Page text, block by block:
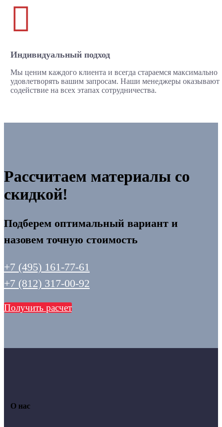

Индивидуальный подход
Мы ценим каждого клиента и всегда стараемся максимально
удовлетворять вашим запросам. Наши менеджеры оказывают
содействие на всех этапах сотрудничества.
Рассчитаем материалы со
скидкой!
Подберем оптимальный вариант и
назовем точную стоимость
+7 (495) 161-77-61
+7 (812) 317-00-92
Получить расчет
О нас